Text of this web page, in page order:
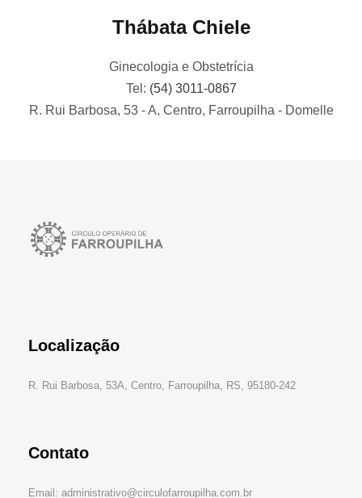
Thábata Chiele
Ginecologia e Obstetrícia
Tel: (54) 3011-0867
R. Rui Barbosa, 53 - A, Centro, Farroupilha - Domelle
Localização
R. Rui Barbosa, 53A, Centro, Farroupilha, RS, 95180-242
Contato
Email: administrativo@circulofarroupilha.com.br